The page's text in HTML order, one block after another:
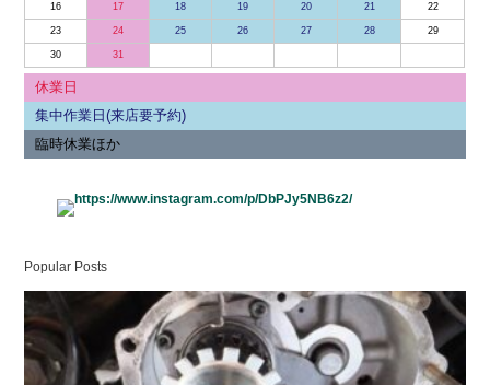
16 17 18 19 20 21 22
23 24 25 26 27 28 29
30 31
休業日
集中作業日(来店要予約)
臨時休業ほか
Popular Posts